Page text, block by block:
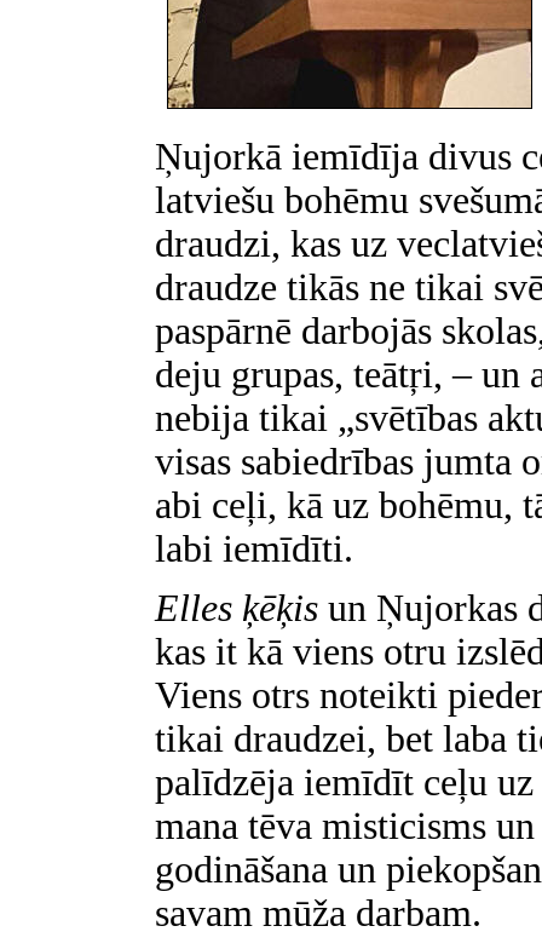
Ņujorkā iemīdīja divus
latviešu bohēmu
draudzi, kas uz
draudze tikās ne tikai
paspārnē darbojās
deju grupas, teātŗi, – un
nebija tikai „svētības
visas sabiedrības jumta
abi ceļi, kā uz bohēmu,
labi iemīdīti.
Elles ķēķis un Ņujorkas
kas it kā viens otru
Viens otrs noteikti
tikai draudzei, bet laba
palīdzēja iemīdīt ceļu
mana tēva misticisms
godināšana un
savam mūža darbam.